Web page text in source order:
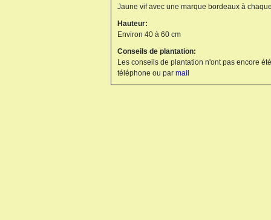
Jaune vif avec une marque bordeaux à
Hauteur:
Environ 40 à 60 cm
Conseils de plantation:
Les conseils de plantation n'ont pas encore
téléphone ou par mail